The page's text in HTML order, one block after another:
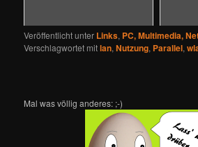
Veröffentlicht unter Links, PC, Multimedia,
Verschlagwortet mitlan,Nutzung, Parallel,
Mal was völlig anderes: ;-)